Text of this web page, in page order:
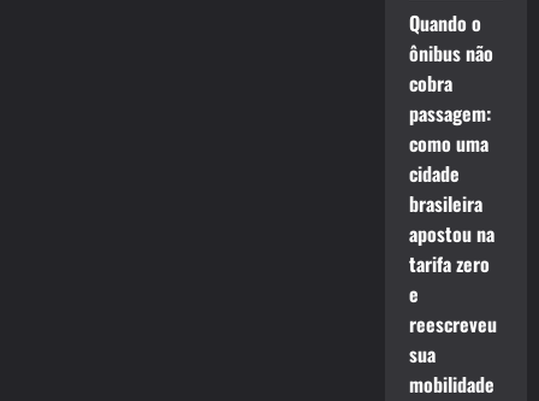
Quando o
ônibus não
cobra
passagem:
como uma
cidade
brasileira
apostou na
tarifa zero
e
reescreveu
sua
mobilidade